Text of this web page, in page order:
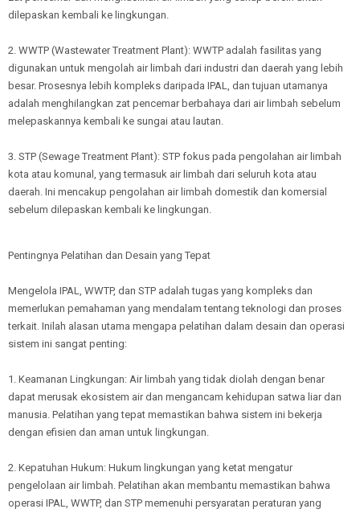
dilepaskan kembali ke lingkungan.
2. WWTP (Wastewater Treatment Plant): WWTP adalah fasilitas yang
digunakan untuk mengolah air limbah dari industri dan daerah yang lebih
besar. Prosesnya lebih kompleks daripada IPAL, dan tujuan utamanya
adalah menghilangkan zat pencemar berbahaya dari air limbah sebelum
melepaskannya kembali ke sungai atau lautan.
3. STP (Sewage Treatment Plant): STP fokus pada pengolahan air limbah
kota atau komunal, yang termasuk air limbah dari seluruh kota atau
daerah. Ini mencakup pengolahan air limbah domestik dan komersial
sebelum dilepaskan kembali ke lingkungan.
Pentingnya Pelatihan dan Desain yang Tepat
Mengelola IPAL, WWTP, dan STP adalah tugas yang kompleks dan
memerlukan pemahaman yang mendalam tentang teknologi dan proses
terkait. Inilah alasan utama mengapa pelatihan dalam desain dan operasi
sistem ini sangat penting:
1. Keamanan Lingkungan: Air limbah yang tidak diolah dengan benar
dapat merusak ekosistem air dan mengancam kehidupan satwa liar dan
manusia. Pelatihan yang tepat memastikan bahwa sistem ini bekerja
dengan efisien dan aman untuk lingkungan.
2. Kepatuhan Hukum: Hukum lingkungan yang ketat mengatur
pengelolaan air limbah. Pelatihan akan membantu memastikan bahwa
operasi IPAL, WWTP, dan STP memenuhi persyaratan peraturan yang